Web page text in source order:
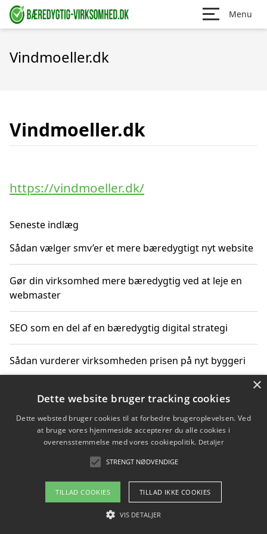
Menu
Vindmoeller.dk
Vindmoeller.dk
https://vindmoeller.dk/
Seneste indlæg
Sådan vælger smv’er et mere bæredygtigt nyt website
Gør din virksomhed mere bæredygtig ved at leje en
webmaster
SEO som en del af en bæredygtig digital strategi
Sådan vurderer virksomheden prisen på nyt byggeri
Sådan får du hjælp til en hjemmeside uden binding
Copyright 2026 - Pilanto Aps
Om / kontakt
Blog Betingelser
×
Dette website bruger tracking cookies
Dette websted bruger cookies til at forbedre brugeroplevelsen. Ved
at bruge vores hjemmeside accepterer du alle cookies i
overensstemmelse med vores cookiepolitik. Detaljer
STRENGT NØDVENDIGE
TILLAD COOKIES TILLAD IKKE COOKIES
VIS DETALJER